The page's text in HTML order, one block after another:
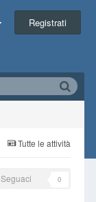
Registrati
Tutte le attività
Seguaci 0